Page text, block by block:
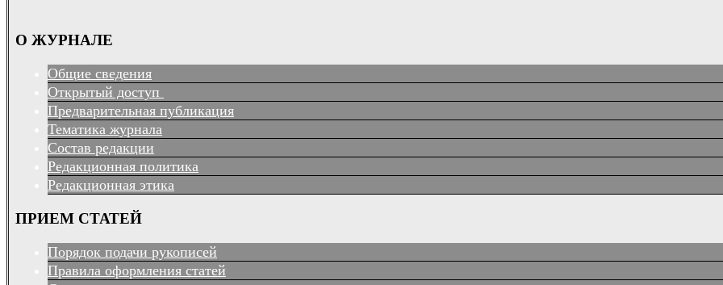
О ЖУРНАЛЕ
Общие сведения
Открытый доступ
Предварительная публикация
Тематика журнала
Состав редакции
Редакционная политика
Редакционная этика
ПРИЕМ СТАТЕЙ
Порядок подачи рукописей
Правила оформления статей